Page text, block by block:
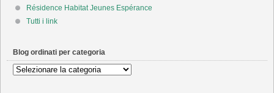
Résidence Habitat Jeunes Espérance
Tutti i link
Blog ordinati per categoria
Blog